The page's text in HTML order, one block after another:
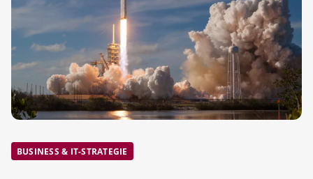
BUSINESS & IT-STRATEGIE